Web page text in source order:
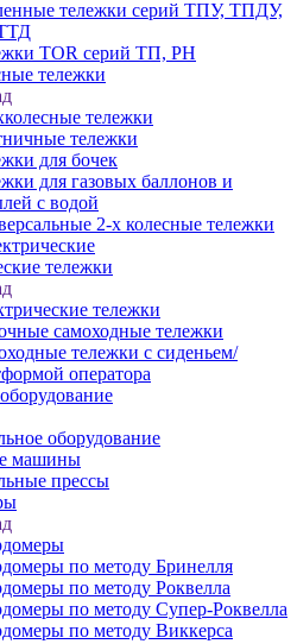
тележки серий ТПУ, ТПДУ,
TOR серий ТП, PH
тележки
тележки
тележки
для бочек
для газовых баллонов и
с водой
2-х колесные тележки
тележки
тележки
самоходные тележки
тележки с сиденьем/
оператора
оборудование
машины
прессы
по методу Бринелля
по методу Роквелла
по методу Супер-Роквелла
по методу Виккерса